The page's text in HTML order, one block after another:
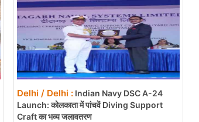
Delhi / Delhi : Indian Navy DSC A-24
Launch: कोलकाता में पांचवें Diving Support
Craft का भव्य जलावतरण